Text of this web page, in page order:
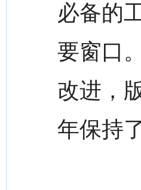
必备的
要窗口
改进，
年保持